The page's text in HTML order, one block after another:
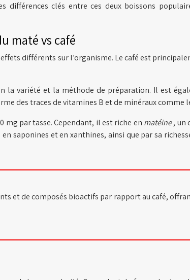
clés entre ces deux boissons
maté vs café
différents sur l’organisme. Le café est
la variété et la méthode de préparation. Il est
des traces de vitamines B et de minéraux comme
mg par tasse. Cependant, il est riche en matéine, un
saponines et en xanthines, ainsi que par sa
et de composés bioactifs par rapport au café,